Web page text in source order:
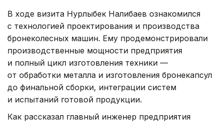
В ходе визита Нурлыбек Налибаев ознакомился
с технологией проектирования и производства
бронеколесных машин. Ему продемонстрировали
производственные мощности предприятия
и полный цикл изготовления техники —
от обработки металла и изготовления бронекапсул
до финальной сборки, интеграции систем
и испытаний готовой продукции.
Как рассказал главный инженер предприятия